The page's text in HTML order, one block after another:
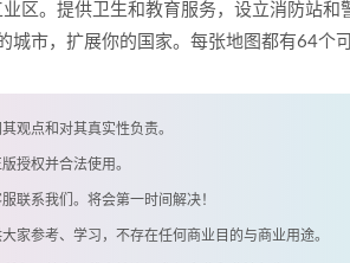
。提供卫生和教育服务，设立消防站和
市，扩展你的国家。每张地图都有64个
观点和对其真实性负责。
授权并合法使用。
联系我们。将会第一时间解决！
家参考、学习，不存在任何商业目的与商业用途。